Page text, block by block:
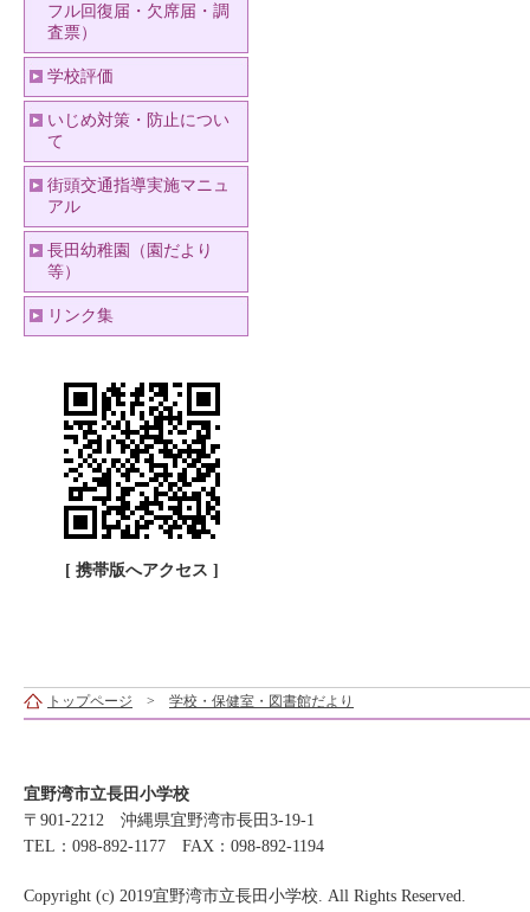
フル回復届・欠席届・調
査票）
学校評価
いじめ対策・防止につい
て
街頭交通指導実施マニュ
アル
長田幼稚園（園だより
等）
リンク集
[ 携帯版へアクセス ]
トップページ > 学校・保健室・図書館だより
宜野湾市立長田小学校
〒901-2212 沖縄県宜野湾市長田3-19-1
TEL：098-892-1177 FAX：098-892-1194
Copyright (c) 2019宜野湾市立長田小学校. All Rights Reserved.